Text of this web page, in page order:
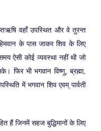
वहाँ उपस्थित और वे तुरन्त
के पास जाकर शिव के लिए
ऐसी कोई व्यवस्था नहीं थी जो
भी भगवान विष्णु, ब्रह्मा,
में भगवान शिव एवम् पार्वती
हैं जिनमें सहज बुद्धिमानों के लिए